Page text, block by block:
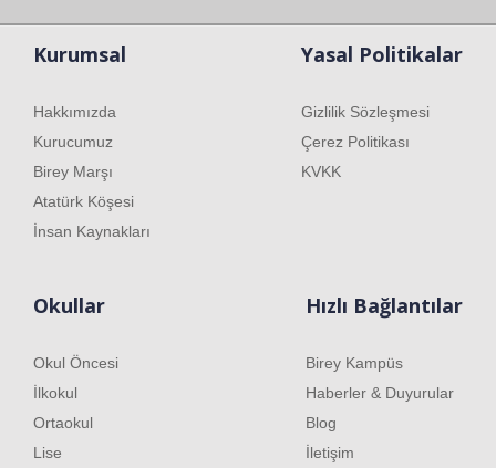
Kurumsal
Hakkımızda
Kurucumuz
Birey Marşı
Atatürk Köşesi
İnsan Kaynakları
Yasal Politikalar
Gizlilik Sözleşmesi
Çerez Politikası
KVKK
Okullar
Okul Öncesi
İlkokul
Ortaokul
Lise
Hızlı Bağlantılar
Birey Kampüs
Haberler & Duyurular
Blog
İletişim